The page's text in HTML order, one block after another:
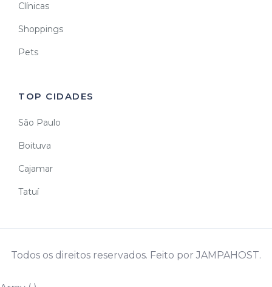
Clínicas
Shoppings
Pets
TOP CIDADES
São Paulo
Boituva
Cajamar
Tatuí
Todos os direitos reservados. Feito por JAMPAHOST.